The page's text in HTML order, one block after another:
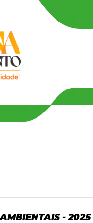
- 2025